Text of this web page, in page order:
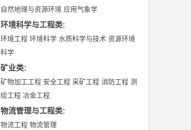
自然地理与资源环境 应用气象学
环境科学与工程类:
环境工程 环境科学 水质科学与技术 资源环境
科学
矿业类:
矿物加工工程 安全工程 采矿工程 消防工程 测
绘工程 冶金工程
物流管理与工程类:
物流工程 物流管理